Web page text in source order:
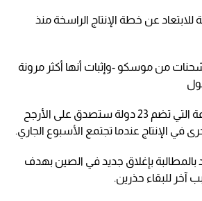
للابتعاد عن خطة الإنتاج الراسخة منذ
من موسكو -وإثبات أنها أكثر مرونة
المندوبون إن المجموعة التي تضم 23 دولة ستصدق على الأرجح
في الإنتاج عندما تجتمع الأسبوع الجاري.
بالمطالبة بإغلاق جديد في الصين بهدف
للبقاء حذرين.